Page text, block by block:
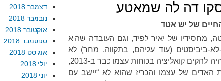
של יש אטד
מחסידיו של יאיר לפיד, וגם העובדה שהוא
ביביסטים (עוד עליהם, בתקווה, מחר) לא
מרשימה אותי במיוחד. לפיד יכול היה להקים קואליציה בכוחות עצמו כבר ב-2013,
האדים של עצמו והכריז שהוא לא “יישב עם
דצמבר 2018
נובמבר 2018
אוקטובר 2018
ספטמבר 2018
אוגוסט 2018
יולי 2018
יוני 2018